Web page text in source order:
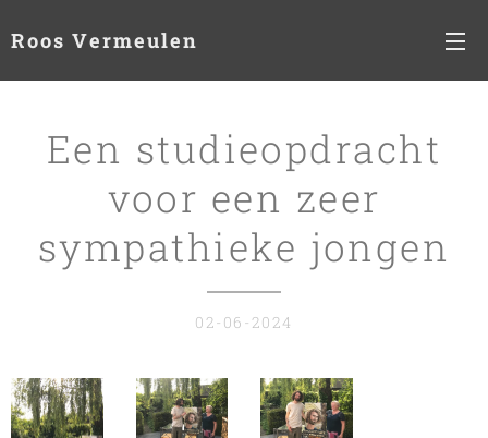
Roos Vermeulen
Een studieopdracht
voor een zeer
sympathieke jongen
02-06-2024